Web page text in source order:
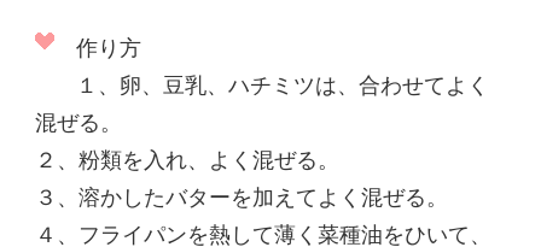
​作り方
１、卵、豆乳、ハチミツは、合わせてよく
混ぜる。
２、粉類を入れ、よく混ぜる。
３、溶かしたバターを加えてよく混ぜる。
４、フライパンを熱して薄く菜種油をひいて、